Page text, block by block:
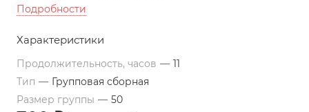
Подробности
Характеристики
Продолжительность, часов — 11
Тип — Групповая сборная
Размер группы — 50